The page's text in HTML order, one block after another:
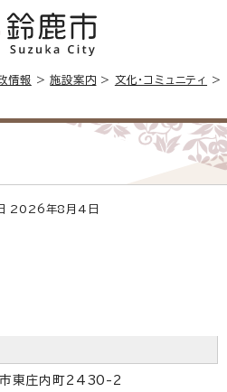
情報 >施設案内 > 文化・コミュニティ
>
2026年8月4日
東庄内町2430-2